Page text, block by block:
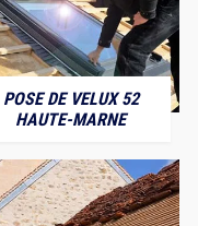
POSE DE VELUX 52
HAUTE-MARNE